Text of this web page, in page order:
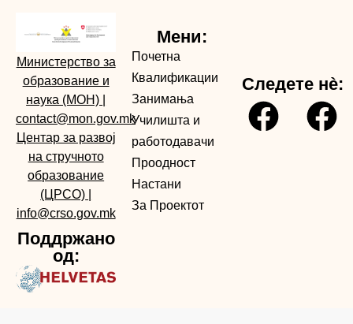
Министерство за
образование и
наука (МОН)
contact@mon.gov.mk
Центар за развој
на стручното
образование
(ЦРСО)
info@crso.gov.mk
Поддржано
од:
Мени:
Почетна
Квалификации
Занимања
Училишта и
работодавачи
Проодност
Настани
За Проектот
Следете нè: